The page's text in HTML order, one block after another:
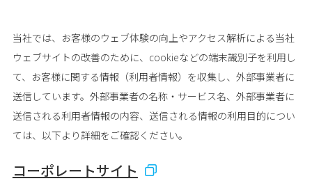
当社では、お客様のウェブ体験の向上やアクセス解析による当社
ウェブサイトの改善のために、cookieなどの端末識別子を利用し
て、お客様に関する情報（利用者情報）を収集し、外部事業者に
送信しています。外部事業者の名称・サービス名、外部事業者に
送信される利用者情報の内容、送信される情報の利用目的につい
ては、以下より詳細をご確認ください。
コーポレートサイト